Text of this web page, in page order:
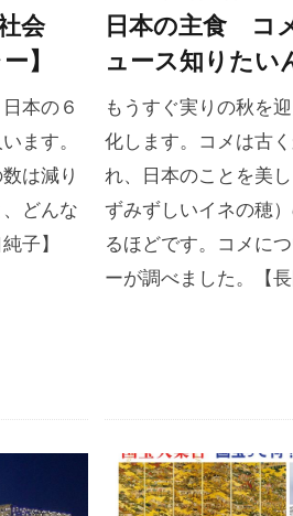
会
】
本の６
ます。
は減り
どんな
子】
日本の主食 コ
ュース知りたい
もうすぐ実りの秋を
化します。コメは古
れ、日本のことを美
ずみずしいイネの穂
るほどです。コメに
ーが調べました。【長